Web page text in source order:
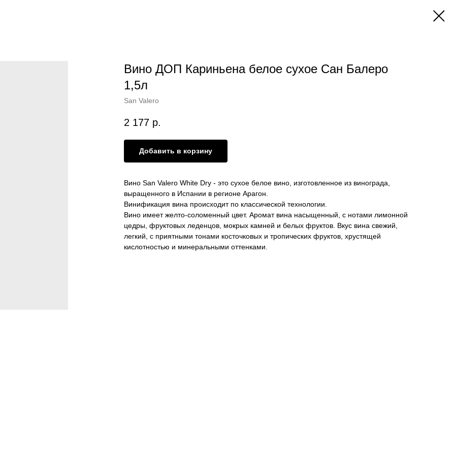
Вино ДОП Кариньена белое сухое Сан Балеро
1,5л
San Valero
2 177 р.
Добавить в корзину
Вино San Valero White Dry - это сухое белое вино, изготовленное из винограда,
выращенного в Испании в регионе Арагон.
Винификация вина происходит по классической технологии.
Вино имеет желто-соломенный цвет. Аромат вина насыщенный, с нотами лимонной
цедры, фруктовых леденцов, мокрых камней и белых фруктов. Вкус вина свежий,
легкий, с приятными тонами косточковых и тропических фруктов, хрустящей
кислотностью и минеральными оттенками.